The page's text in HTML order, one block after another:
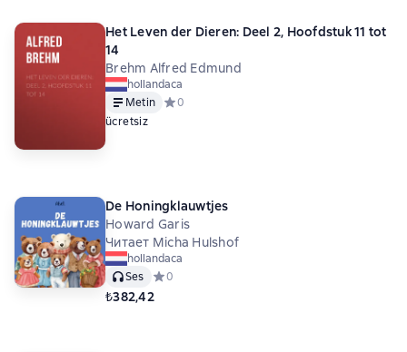
Het Leven der Dieren: Deel 2, Hoofdstuk 11 tot
14
Brehm Alfred Edmund
hollandaca
Metin
Средний рейтинг 0 на основе 0 оценок
0
ücretsiz
De Honingklauwtjes
Howard Garis
Читает Micha Hulshof
hollandaca
Ses
Средний рейтинг 0 на основе 0 оценок
0
₺382,42